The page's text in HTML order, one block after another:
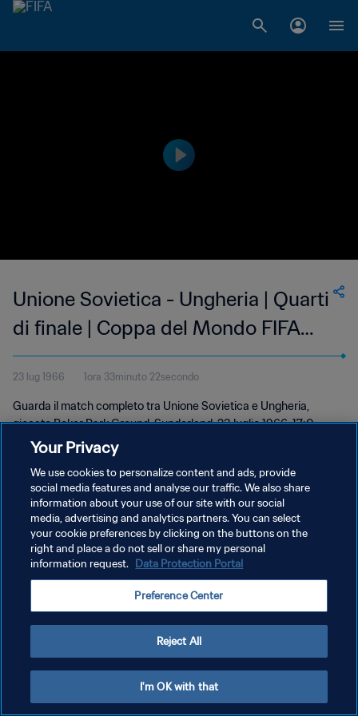
Unione Sovietica - Ungheria | Quarti
di finale | Coppa del Mondo FIFA
Inghilterra 1966 | Match completo
23 lug 1966 1ora 33minuto 22secondo
Guarda il match completo tra Unione Sovietica e Ungheria,
giocato Roker Park Ground, Sunderland, 23 luglio 1966, 17:0.
PRIVACY POLICY
TERMINI DI SERVIZIO
GESTISCI LE TUE PREFERENZE PER I COOKIES
Your Privacy
We use cookies to personalize content and ads, provide
social media features and analyse our traffic. We also share
information about your use of our site with our social
media, advertising and analytics partners. You can select
your cookie preferences by clicking on the buttons on the
right and place a do not sell or share my personal
information request. Data Protection Portal
Preference Center
Reject All
I'm OK with that